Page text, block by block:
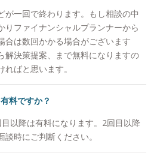
が一回で終わります。もし相談の中
りファイナンシャルプランナーから
合は数回かかる場合がございます
解決策提案、まで無料になりますの
ばと思います。
料ですか？
以降は有料になります。2回目以降
談時にご判断ください。